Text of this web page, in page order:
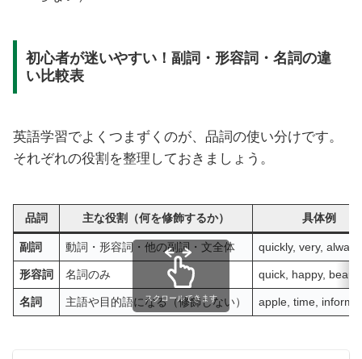
初心者が迷いやすい！副詞・形容詞・名詞の違
い比較表
英語学習でよくつまずくのが、品詞の使い分けです。
それぞれの役割を整理しておきましょう。
品詞 主な役割（何を修飾するか） 具体例
副詞 動詞・形容詞・他の副詞・文全体 quickly, very, always
形容詞 名詞のみ quick, happy,
名詞 主語や目的語になる（修飾しない） apple, time,
スクロールできます